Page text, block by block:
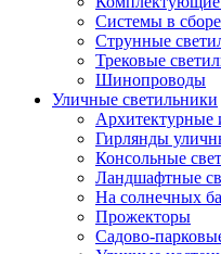
Системы в сборе
Струнные
Трековые
Шинопроводы
Уличные светильники
Архитектурные
Гирлянды
Консольные
Ландшафтные
На солнечных
Прожекторы
Садово-